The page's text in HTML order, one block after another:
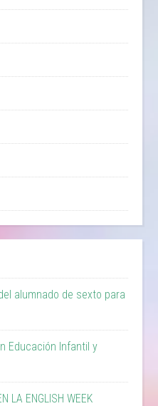
alumnado de sexto para
Educación Infantil y
LA ENGLISH WEEK